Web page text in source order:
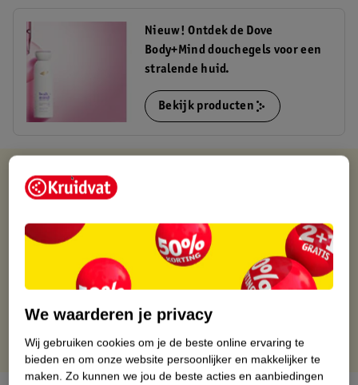
Nieuw! Ontdek de Dove
Body+Mind douchegels voor een
stralende huid.
Bekijk producten
Kruidvat is altijd voordelig
Op werkdagen voor 22:00 uur besteld, volgende dag in huis
Gratis thuisbezorgd vanaf 50.00
Gratis retourneren binnen 30 dagen
Gratis punten met je Kruidvat kaart
We waarderen je privacy
Wij gebruiken cookies om je de beste online ervaring te
bieden en om onze website persoonlijker en makkelijker te
maken. Zo kunnen we jou de beste acties en aanbiedingen